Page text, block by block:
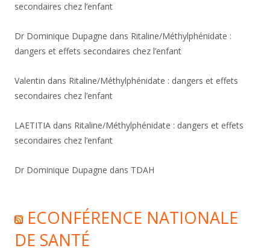
secondaires chez l’enfant
Dr Dominique Dupagne dans Ritaline/Méthylphénidate :
dangers et effets secondaires chez l’enfant
Valentin dans Ritaline/Méthylphénidate : dangers et effets
secondaires chez l’enfant
LAETITIA dans Ritaline/Méthylphénidate : dangers et effets
secondaires chez l’enfant
Dr Dominique Dupagne dans TDAH
ECONFÉRENCE NATIONALE
DE SANTÉ